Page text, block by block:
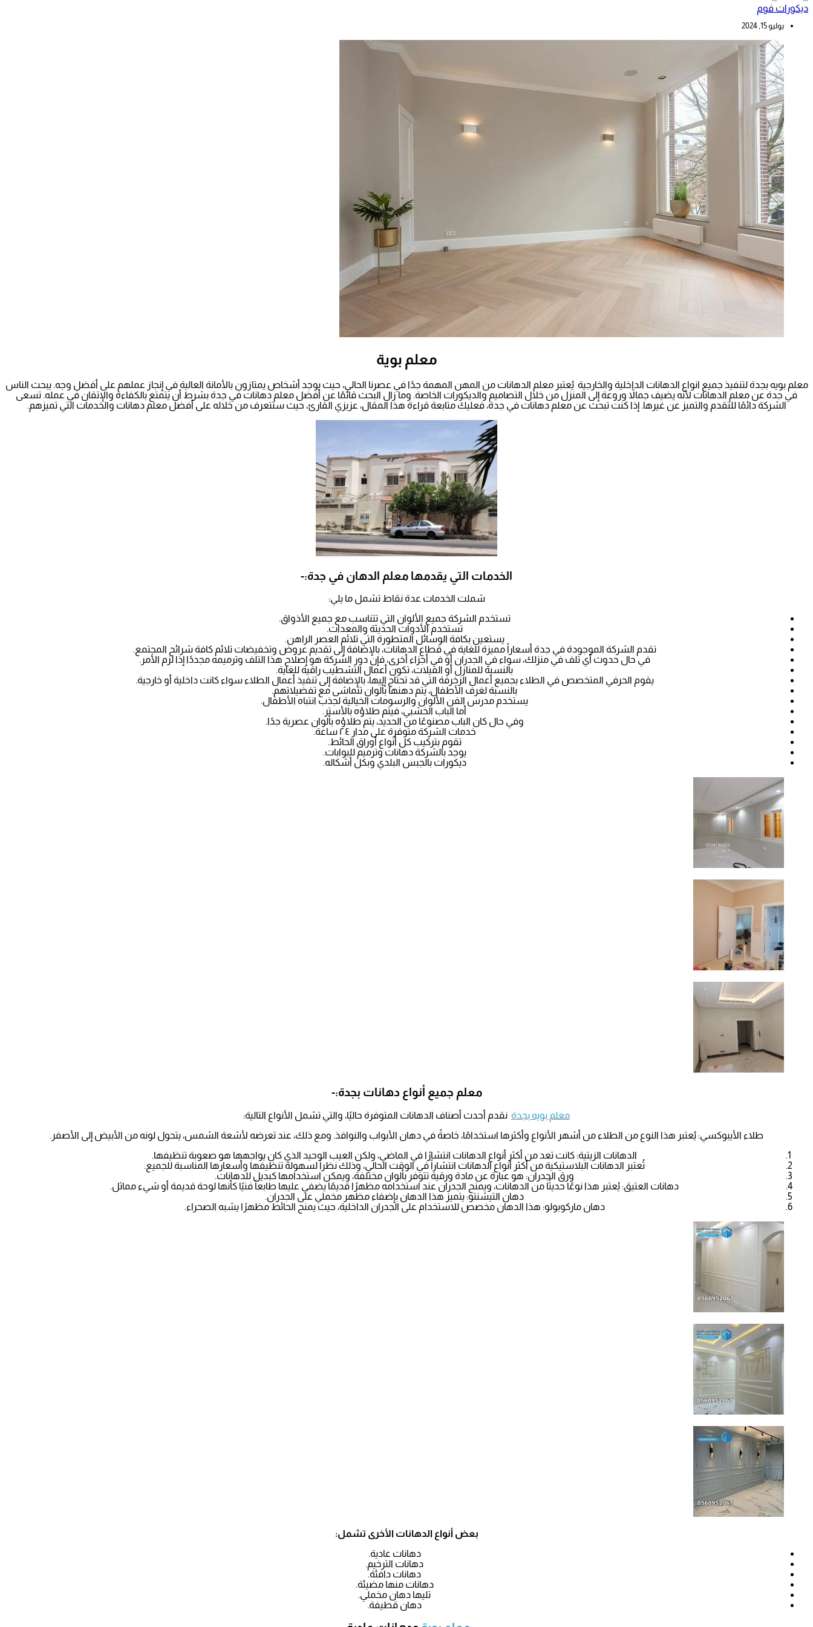
ديكورات فوم
يوليو 15, 2024
معلم بوية
معلم بويه بجدة لتنفيذ جميع انواع الدهانات الداخلية والخارجية يُعتبر معلم الدهانات من المهن المهمة جدًا في عصرنا الحالي، حيث يوجد أشخاص يمتازون بالأمانة العالية في إنجاز عملهم على أفضل وجه. يبحث الناس
في جدة عن معلم الدهانات لأنه يضيف جمالاً وروعة إلى المنزل من خلال التصاميم والديكورات الخاصة. وما زال البحث قائمًا عن أفضل معلم دهانات في جدة بشرط أن يتمتع بالكفاءة والإتقان في عمله. تسعى
الشركة دائمًا للتقدم والتميز عن غيرها. إذا كنت تبحث عن معلم دهانات في جدة، فعليك متابعة قراءة هذا المقال، عزيزي القارئ، حيث ستتعرف من خلاله على أفضل معلم دهانات والخدمات التي تميزهم.
الخدمات التي يقدمها معلم الدهان في جدة:-
شملت الخدمات عدة نقاط تشمل ما يلي:
تستخدم الشركة جميع الألوان التي تتناسب مع جميع الأذواق.
تستخدم الأدوات الحديثة والمعدات.
يستعين بكافة الوسائل المتطورة التي تلائم العصر الراهن.
تقدم الشركة الموجودة في جدة أسعاراً مميزة للغاية في قطاع الدهانات، بالإضافة إلى تقديم عروض وتخفيضات تلائم كافة شرائح المجتمع.
في حال حدوث أي تلف في منزلك، سواء في الجدران أو في أجزاء أخرى، فإن دور الشركة هو إصلاح هذا التلف وترميمه مجددًا إذا لزم الأمر.
بالنسبة للمنازل أو الفيلات، تكون أعمال التشطيب راقية للغاية.
يقوم الحرفي المتخصص في الطلاء بجميع أعمال الزخرفة التي قد تحتاج إليها، بالإضافة إلى تنفيذ أعمال الطلاء سواء كانت داخلية أو خارجية.
بالنسبة لغرف الأطفال، يتم دهنها بألوان تتماشى مع تفضيلاتهم.
يستخدم مدرس الفن الألوان والرسومات الخيالية لجذب انتباه الأطفال.
أما الباب الخشبي، فيتم طلاؤه بالأستر.
وفي حال كان الباب مصنوعًا من الحديد، يتم طلاؤه بألوان عصرية جدًا.
خدمات الشركة متوفرة على مدار ٢٤ ساعة.
تقوم بتركيب كل أنواع أوراق الحائط.
يوجد بالشركة دهانات وترميم للبوابات.
ديكورات بالجبس البلدي وبكل أشكاله.
معلم جميع أنواع دهانات بجدة:-
معلم بويه بجدة نقدم أحدث أصناف الدهانات المتوفرة حاليًا، والتي تشمل الأنواع التالية:
طلاء الأيبوكسي: يُعتبر هذا النوع من الطلاء من أشهر الأنواع وأكثرها استخدامًا، خاصةً في دهان الأبواب والنوافذ. ومع ذلك، عند تعرضه لأشعة الشمس، يتحول لونه من الأبيض إلى الأصفر.
الدهانات الزيتية: كانت تعد من أكثر أنواع الدهانات انتشارًا في الماضي، ولكن العيب الوحيد الذي كان يواجهها هو صعوبة تنظيفها.
تُعتبر الدهانات البلاستيكية من أكثر أنواع الدهانات انتشاراً في الوقت الحالي، وذلك نظراً لسهولة تنظيفها وأسعارها المناسبة للجميع.
ورق الجدران: هو عبارة عن مادة ورقية تتوفر بألوان مختلفة، ويمكن استخدامها كبديل للدهانات.
دهانات العتيق: يُعتبر هذا نوعًا حديثًا من الدهانات، ويمنح الجدران عند استخدامه مظهرًا قديمًا يضفي عليها طابعاً فنيًا كأنها لوحة قديمة أو شيء مماثل.
دهان التيشنتو: يتميز هذا الدهان بإضفاء مظهر مخملي على الجدران.
دهان ماركوبولو: هذا الدهان مخصص للاستخدام على الجدران الداخلية، حيث يمنح الحائط مظهرًا يشبه الصحراء.
بعض أنواع الدهانات الأخرى تشمل:
دهانات عادية.
دهانات الترخيم.
دهانات دافئة.
دهانات منها مضيئة.
تليها دهان مخملي.
دهان قطيفة.